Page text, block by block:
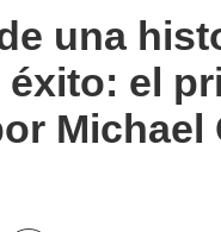
una
el
Michael